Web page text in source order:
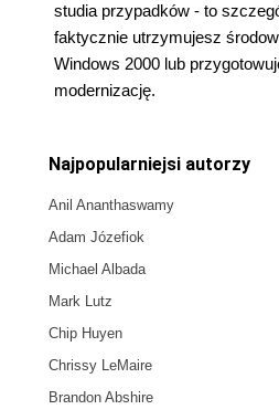
studia przypadków - to
faktycznie utrzymujesz
Windows 2000 lub
modernizację.
Najpopularniejsi autorzy
Anil Ananthaswamy
Adam Józefiok
Michael Albada
Mark Lutz
Chip Huyen
Chrissy LeMaire
Brandon Abshire